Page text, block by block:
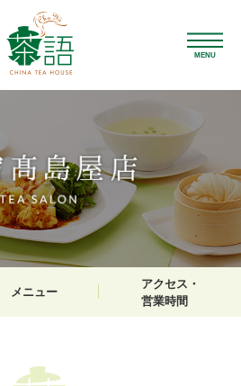
MENU
メニュー
アクセス・
営業時間